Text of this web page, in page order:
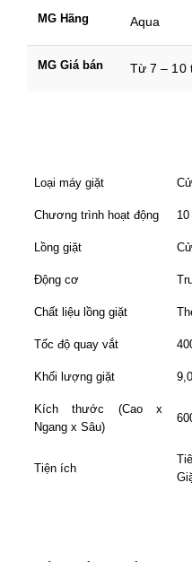
MG Hãng Aqua
MG Giá bán Từ 7 – 10
Loại máy giặt
Chương trình hoạt động
Lồng giặt
Động cơ
Chất liệu lồng giặt
Tốc độ quay vắt
Khối lượng giặt
Kích thước (Cao x
Ngang x Sâu)
Tiện ích